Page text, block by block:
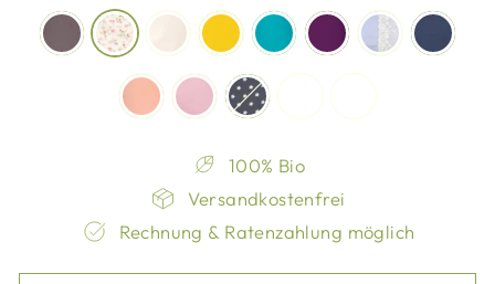
100% Bio
Versandkostenfrei
Rechnung & Ratenzahlung möglich